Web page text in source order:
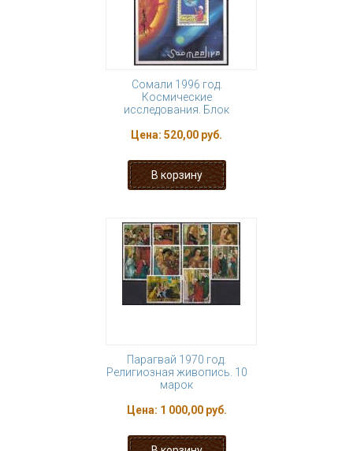
Сомали 1996 год.
Космические
исследования. Блок
Цена: 520,00 руб.
Парагвай 1970 год.
Религиозная живопись. 10
марок
Цена: 1 000,00 руб.